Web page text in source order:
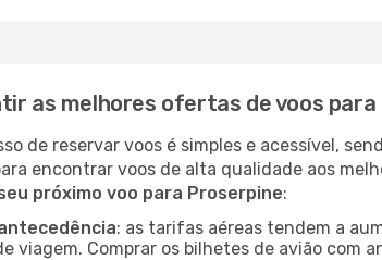
as melhores ofertas de voos
de reservar voos é simples e acessível,
encontrar voos de alta qualidade aos
próximo voo para Proserpine:
: as tarifas aéreas tendem a
viagem. Comprar os bilhetes de avião